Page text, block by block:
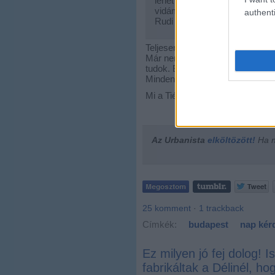
vidámpark, cirkusz már
Rudi
Teljesen elszégyelltem
Már nem vagyok tizenhárom, a
tudok. Bár felteszem, hogy
Mindenesetre az én első
Mi a Tiétek?
Az Urbanista elköltözött! Ha
25 komment · 1 trackback
Címkék: budapest nap
Ez milyen jó fej dolog!
fabrikáltak a Délinél,